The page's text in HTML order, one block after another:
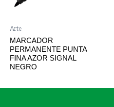
Arte
MARCADOR
PERMANENTE PUNTA
FINA AZOR SIGNAL
NEGRO